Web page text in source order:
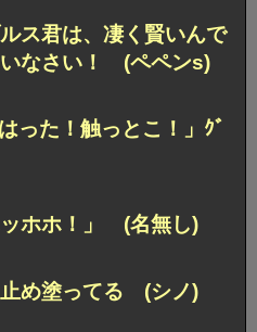
ス君は、凄く賢いんで
なさい！ (ペペンs)
った！触っとこ！」ｸﾞ
ホホ！」 (名無し)
止め塗ってる (シノ)